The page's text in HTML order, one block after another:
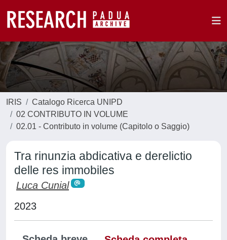
IRIS
Catalogo Ricerca UNIPD
02 CONTRIBUTO IN VOLUME
02.01 - Contributo in volume (Capitolo o Saggio)
Tra rinunzia abdicativa e derelictio
delle res immobiles
Luca Cunial
2023